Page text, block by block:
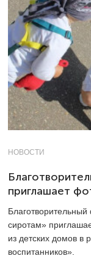
НОВОСТИ
приглашает
сиротам»
из детских домов в
воспитанников».